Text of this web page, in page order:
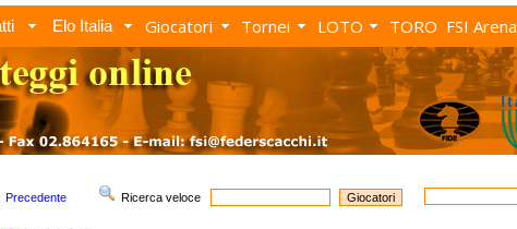
Elo Italia Giocatori Tornei LOTO TORO FSI Arena
Precedente Ricerca veloce